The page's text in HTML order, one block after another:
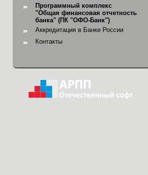
Программный комплекс
"Общая финансовая отчетность
банка" (ПК "ОФО-Банк")
Аккредитация в Банке России
Контакты